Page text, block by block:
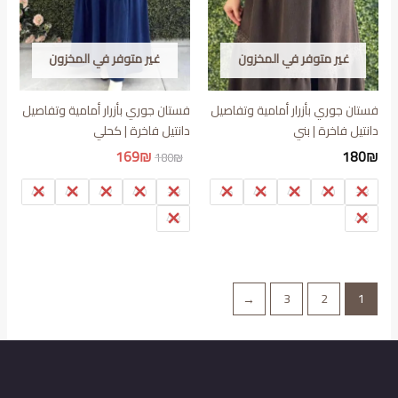
غير متوفر في المخزون
فستان جوري بأزرار أمامية وتفاصيل
دانتيل فاخرة | بني
180₪
38
40
42
44
46
48
غير متوفر في المخزون
فستان جوري بأزرار أمامية وتفاصيل
دانتيل فاخرة | كحلي
180₪ السعر
الأصلي
هو:
180₪.
169₪
الحالي
هو:
169₪.
38
40
42
44
46
48
1
2
3
←